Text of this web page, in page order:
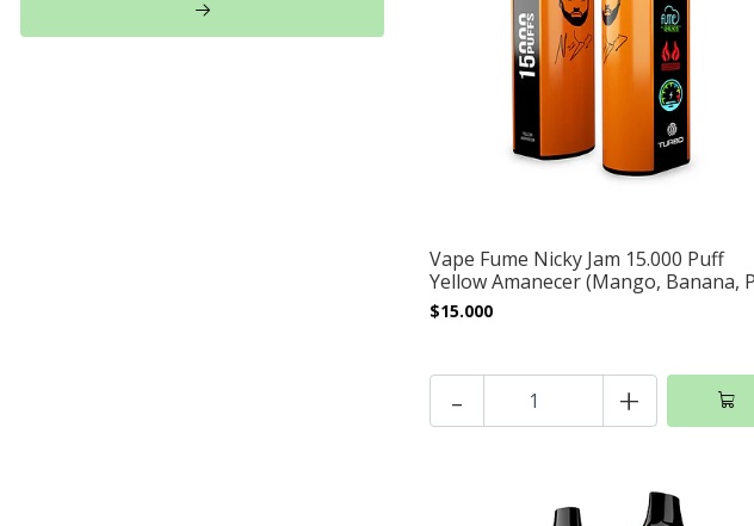
Vape Fume Nicky Jam 15.000 Puff
Yellow Amanecer (Mango, Banana,
$15.000
- +